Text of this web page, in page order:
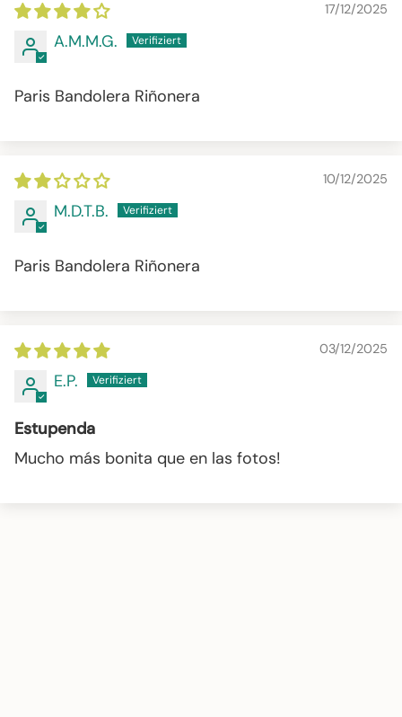
17/12/2025
A.M.M.G.
Paris Bandolera Riñonera
10/12/2025
M.D.T.B.
Paris Bandolera Riñonera
03/12/2025
E.P.
Estupenda
Mucho más bonita que en las fotos!